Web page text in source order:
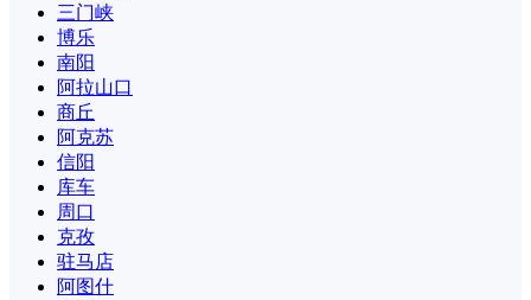
三门峡
博乐
南阳
阿拉山口
商丘
阿克苏
信阳
库车
周口
克孜
驻马店
阿图什